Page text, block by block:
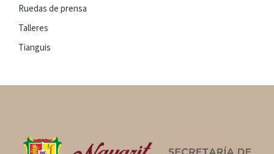
Ruedas de prensa
Talleres
Tianguis